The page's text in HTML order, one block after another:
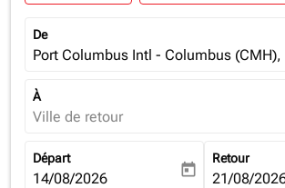
De
Port Columbus Intl - Columbus (CMH),
À
Ville de retour
Départ
fc-booking-departure-date-aria-label
14/08/2026 today
Retour
fc-
21/08/